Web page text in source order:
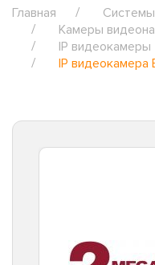
Главная
Камеры
IP видеокамеры
IP видеокамера